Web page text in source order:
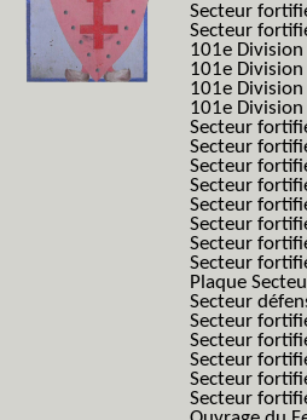
Secteur
Secteur
101e
101e
101e
101e
Secteur
Secteur
Secteur
Secteur
Secteur
Secteur
Secteur
Secteur
Plaque
Secteur
Secteur
Secteur
Secteur
Secteur
Secteur